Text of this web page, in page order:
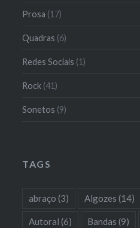
Prosa (17)
Quadras (6)
Redes Sociais (1)
Rock (41)
Sonetos (9)
TAGS
abraço (3) Algozes (14)
Autoral (6) Bandas (9)